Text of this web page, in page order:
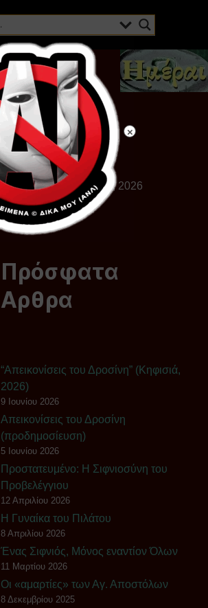
Πέμπτη, Αυγούστου 06, 2026
Πρόσφατα
Αρθρα
“Απεικονίσεις του Δροσίνη” (Κηφισιά,
2026)
9 Ιουνίου 2026
Απεικονίσεις του Δροσίνη
(προδημοσίευση)
5 Ιουνίου 2026
Πρoστατευμένο: Η Σιφνιοσύνη του
Προβελέγγιου
12 Απριλίου 2026
Η Γυναίκα του Πιλάτου
8 Απριλίου 2026
Ένας Σιφνιός, Μόνος εναντίον Όλων
11 Μαρτίου 2026
Οι «αμαρτίες» των Αγ. Αποστόλων
8 Δεκεμβρίου 2025